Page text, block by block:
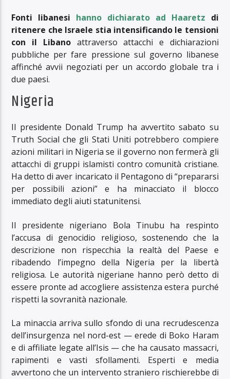
Fonti libanesi hanno dichiarato ad Haaretz di
ritenere che Israele stia intensificando le tensioni
con il Libanoattraverso attacchi e dichiarazioni
pubbliche per fare pressione sul governo libanese
affinché avvii negoziati per un accordo globale tra i
due paesi.
Nigeria
Il presidente Donald Trump ha avvertito sabato su
Truth Social che gli Stati Uniti potrebbero compiere
azioni militari in Nigeria se il governo non fermerà gli
attacchi di gruppi islamisti contro comunità cristiane.
Ha detto di aver incaricato il Pentagono di “prepararsi
per possibili azioni” e ha minacciato il blocco
immediato degli aiuti statunitensi.
Il presidente nigeriano Bola Tinubu ha respinto
l’accusa di genocidio religioso, sostenendo che la
descrizione non rispecchia la realtà del Paese e
ribadendo l’impegno della Nigeria per la libertà
religiosa. Le autorità nigeriane hanno però detto di
essere pronte ad accogliere assistenza estera purché
rispetti la sovranità nazionale.
La minaccia arriva sullo sfondo di una recrudescenza
dell’insurgenza nel nord-est — erede di Boko Haram
e di affiliate legate all’Isis — che ha causato massacri,
rapimenti e vasti sfollamenti. Esperti e media
avvertono che un intervento straniero rischierebbe di